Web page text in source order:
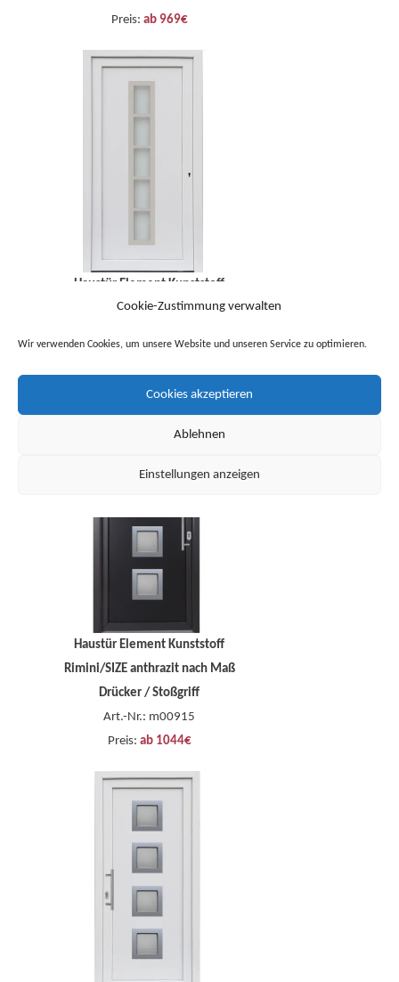
Cookie-Zustimmung verwalten
Wir verwenden Cookies, um unsere Website und unseren Service zu optimieren.
Cookies akzeptieren
Ablehnen
Einstellungen anzeigen
Preis: ab 969€
Haustür Element Kunststoff
Meridana/SIZE weiß nach Maß inkl.
Haustür Element Kunststoff
Rimini/SIZE anthrazit nach Maß
Drücker / Stoßgriff
Art.-Nr.: m00915
Preis: ab 1044€